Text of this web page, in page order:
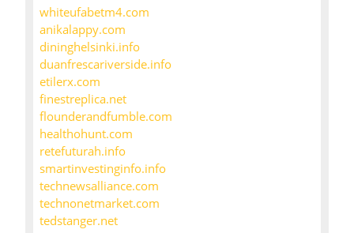
whiteufabetm4.com
anikalappy.com
dininghelsinki.info
duanfrescariverside.info
etilerx.com
finestreplica.net
flounderandfumble.com
healthohunt.com
retefuturah.info
smartinvestinginfo.info
technewsalliance.com
technonetmarket.com
tedstanger.net